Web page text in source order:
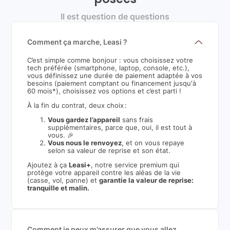
Il est question de questions
Comment ça marche, Leasi ?
C’est simple comme bonjour : vous choisissez votre
tech préférée (smartphone, laptop, console, etc.),
vous définissez une durée de paiement adaptée à vos
besoins (paiement comptant ou financement jusqu'à
60 mois*), choisissez vos options et c’est parti !
À la fin du contrat, deux choix :
Vous gardez l’appareil sans frais
supplémentaires, parce que, oui, il est tout à
vous. 🎉
Vous nous le renvoyez, et on vous repaye
selon sa valeur de reprise et son état.
Ajoutez à çaLeasi+, notre service premium qui
protège votre appareil contre les aléas de la vie
(casse, vol, panne) etgarantie la valeur de reprise:
tranquille et malin.